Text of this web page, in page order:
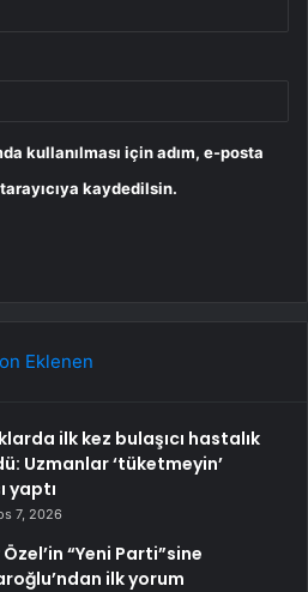
kullanılması için adım, e-posta
kaydedilsin.
Eklenen
ilk kez bulaşıcı hastalık
Uzmanlar ‘tüketmeyin’
yaptı
7, 2026
“Yeni Parti”sine
ilk yorum